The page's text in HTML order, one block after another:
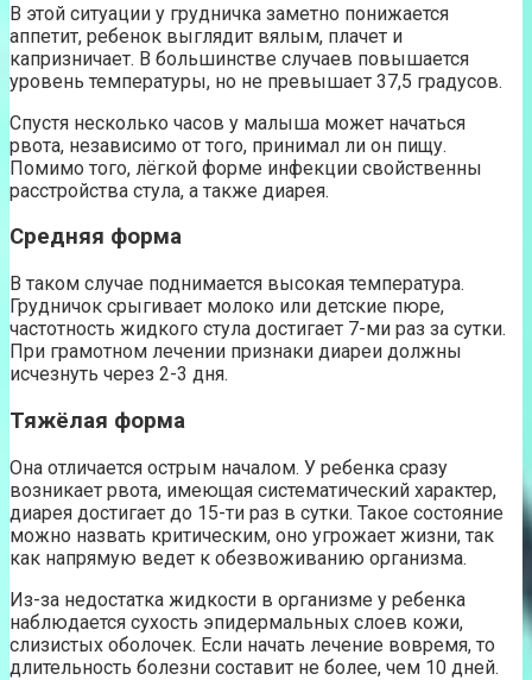
В этой ситуации у грудничка заметно понижается
аппетит, ребенок выглядит вялым, плачет и
капризничает. В большинстве случаев повышается
уровень температуры, но не превышает 37,5 градусов.
Спустя несколько часов у малыша может начаться
рвота, независимо от того, принимал ли он пищу.
Помимо того, лёгкой форме инфекции свойственны
расстройства стула, а также диарея.
Средняя форма
В таком случае поднимается высокая температура.
Грудничок срыгивает молоко или детские пюре,
частотность жидкого стула достигает 7-ми раз за сутки.
При грамотном лечении признаки диареи должны
исчезнуть через 2-3 дня.
Тяжёлая форма
Она отличается острым началом. У ребенка сразу
возникает рвота, имеющая систематический характер,
диарея достигает до 15-ти раз в сутки. Такое состояние
можно назвать критическим, оно угрожает жизни, так
как напрямую ведет к обезвоживанию организма.
Из-за недостатка жидкости в организме у ребенка
наблюдается сухость эпидермальных слоев кожи,
слизистых оболочек. Если начать лечение вовремя, то
длительность болезни составит не более, чем 10 дней.